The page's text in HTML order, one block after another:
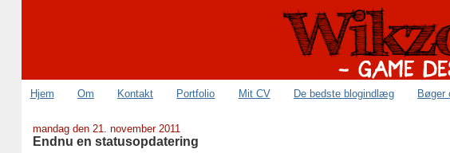
Hjem Om Kontakt Portfolio Mit CV De bedste blogindlæg Bøger
mandag den 21. november 2011
Endnu en statusopdatering